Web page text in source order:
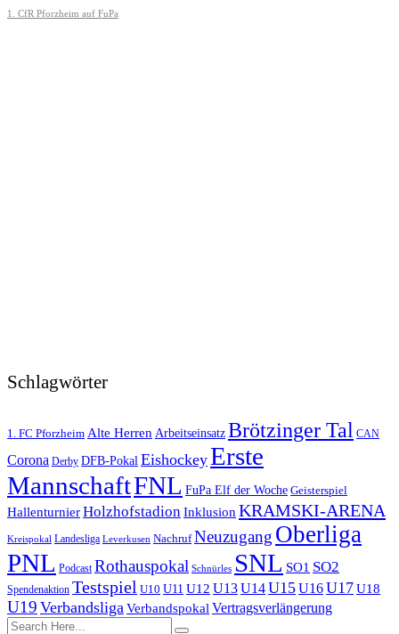
Schlagwörter
1. FC Pforzheim Alte Herren Arbeitseinsatz Brötzinger Tal CAN
Corona Derby DFB-Pokal EishockeyErste
MannschaftFNL FuPa Elf der Woche Geisterspiel
HallenturnierHolzhofstadion Inklusion KRAMSKI-ARENA
Kreispokal Landesliga Leverkusen Nachruf Neuzugang Oberliga
PNL Podcast Rothauspokal Schnürles SNL SO1 SO2
Spendenaktion Testspiel U10 U11 U12 U13U14U15U16U17U18
U19 Verbandsliga Verbandspokal Vertragsverlängerung